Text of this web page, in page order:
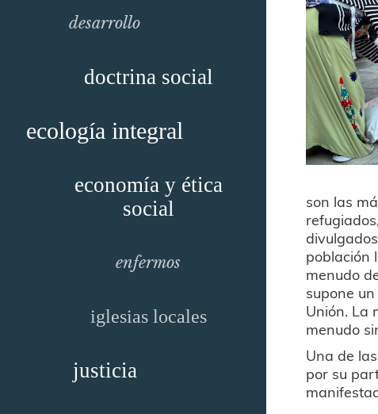
desarrollo
doctrina social
ecología integral
economía y ética
social
enfermos
iglesias locales
justicia
son las
población
menudo
supone
Unión. La
menudo
Una de
por su